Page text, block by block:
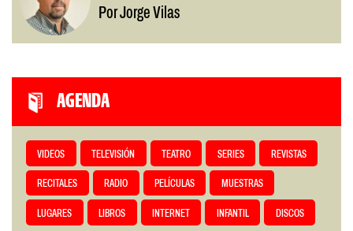
Por Jorge Vilas
AGENDA
VIDEOS TELEVISIÓN TEATRO SERIES REVISTAS
RECITALES RADIO PELÍCULAS MUESTRAS
LUGARES LIBROS INTERNET INFANTIL DISCOS